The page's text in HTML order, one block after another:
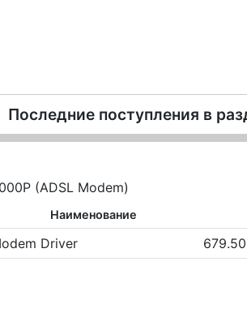
Последние поступления в
(ADSL Modem)
Наименование
Driver